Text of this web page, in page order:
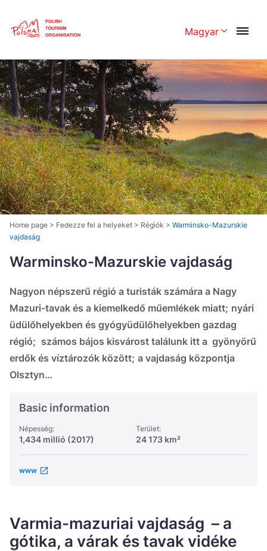
Magyar
Polski English
Česká 中国
Dansk Deutschland
Español Français
Italiano Magyar
Nederlands 日本語
Português Norsk
Україна
Zamknij
Home page > Fedezze fel a helyeket > Régiók > Warminsko-Mazurskie
vajdaság
Warminsko-Mazurskie vajdaság
Nagyon népszerű régió a turisták számára a Nagy
Mazuri-tavak és a kiemelkedő műemlékek miatt; nyári
üdülőhelyekben és gyógyüdülőhelyekben gazdag
régió; számos bájos kisvárost találunk itt a gyönyörű
erdők és víztározók között; a vajdaság központja
Olsztyn…
Basic information
Népesség:
1,434 millió (2017)
Terület:
24 173 km²
www
Varmia-mazuriai vajdaság – a
gótika, a várak és tavak vidéke